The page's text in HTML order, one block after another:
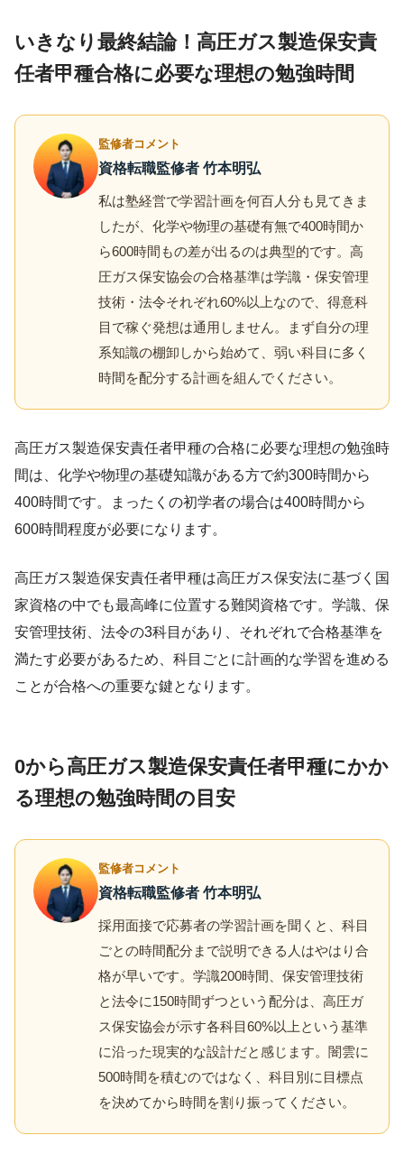
いきなり最終結論！高圧ガス製造保安責
任者甲種合格に必要な理想の勉強時間
監修者コメント
資格転職監修者 竹本明弘
私は塾経営で学習計画を何百人分も見てきま
したが、化学や物理の基礎有無で400時間か
ら600時間もの差が出るのは典型的です。高
圧ガス保安協会の合格基準は学識・保安管理
技術・法令それぞれ60%以上なので、得意科
目で稼ぐ発想は通用しません。まず自分の理
系知識の棚卸しから始めて、弱い科目に多く
時間を配分する計画を組んでください。
高圧ガス製造保安責任者甲種の合格に必要な理想の勉強時
間は、化学や物理の基礎知識がある方で約300時間から
400時間です。まったくの初学者の場合は400時間から
600時間程度が必要になります。
高圧ガス製造保安責任者甲種は高圧ガス保安法に基づく国
家資格の中でも最高峰に位置する難関資格です。学識、保
安管理技術、法令の3科目があり、それぞれで合格基準を
満たす必要があるため、科目ごとに計画的な学習を進める
ことが合格への重要な鍵となります。
0から高圧ガス製造保安責任者甲種にかか
る理想の勉強時間の目安
監修者コメント
資格転職監修者 竹本明弘
採用面接で応募者の学習計画を聞くと、科目
ごとの時間配分まで説明できる人はやはり合
格が早いです。学識200時間、保安管理技術
と法令に150時間ずつという配分は、高圧ガ
ス保安協会が示す各科目60%以上という基準
に沿った現実的な設計だと感じます。闇雲に
500時間を積むのではなく、科目別に目標点
を決めてから時間を割り振ってください。